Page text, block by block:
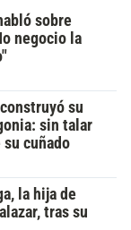
sobre
negocio la
su
sin talar
cuñado
la hija de
tras su